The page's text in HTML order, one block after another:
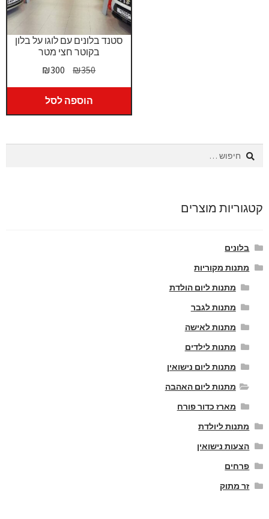
סטנד בלונים עם לוגו על בלון
בקוטר חצי מטר
₪350
המחיר
המקורי
היה:
₪350.
₪300
המחיר
הנוכחי
₪300.
הוספה לסל
חיפוש:
קטגוריות מוצרים
בלונים
מתנות מקוריות
מתנות ליום הולדת
מתנות לגבר
מתנות לאישה
מתנות לילדים
מתנות ליום נישואין
מתנות ליום האהבה
מארז כדור פורח
מתנות ליולדת
הצעות נישואין
פרחים
זר מתוק